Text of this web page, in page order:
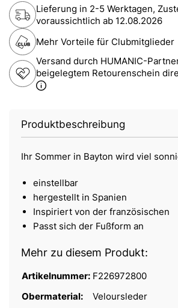
Lieferung in 2-5 Werktagen,
voraussichtlich ab 12.08.2026
Mehr Vorteile für Clubmitglieder
Versand durch HUMANIC-
beigelegtem Retourenschein
Produktbeschreibung
Ihr Sommer in Bayton wird viel
einstellbar
hergestellt in Spanien
Inspiriert von der französischen
Passt sich der Fußform an
Mehr zu diesem Produkt:
Artikelnummer: F226972800
Obermaterial:
Veloursleder